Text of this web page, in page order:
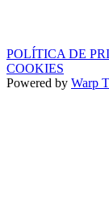
POLÍTICA DE
COOKIES
Powered by Warp